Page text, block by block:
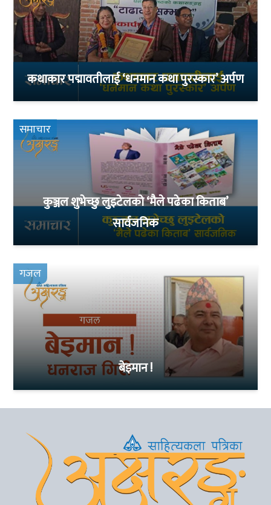
कथाकार पद्मावतीलाई ‘धनमान कथा पुरस्कार’ अर्पण
समाचार
कुञ्जल शुभेच्छु लुइटेलको ‘मैले पढेका किताब’
सार्वजनिक
गजल
बेइमान !